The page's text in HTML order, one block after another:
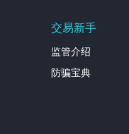
交易新手
监管介绍
防骗宝典